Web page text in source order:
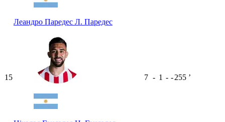
Леандро Паредес Л. Паредес
15 7 - 1 - -255 ʼ